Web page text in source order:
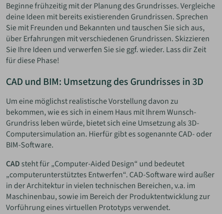
Beginne frühzeitig mit der Planung des Grundrisses. Vergleiche
deine Ideen mit bereits existierenden Grundrissen. Sprechen
Sie mit Freunden und Bekannten und tauschen Sie sich aus,
über Erfahrungen mit verschiedenen Grundrissen. Skizzieren
Sie Ihre Ideen und verwerfen Sie sie ggf. wieder. Lass dir Zeit
für diese Phase!
CAD und BIM: Umsetzung des Grundrisses in 3D
Um eine möglichst realistische Vorstellung davon zu
bekommen, wie es sich in einem Haus mit Ihrem Wunsch-
Grundriss leben würde, bietet sich eine Umsetzung als 3D-
Computersimulation an. Hierfür gibt es sogenannte CAD- oder
BIM-Software.
CADsteht für „Computer-Aided Design“ und bedeutet
„computerunterstütztes Entwerfen“. CAD-Software wird außer
in der Architektur in vielen technischen Bereichen, v.a. im
Maschinenbau, sowie im Bereich der Produktentwicklung zur
Vorführung eines virtuellen Prototyps verwendet.